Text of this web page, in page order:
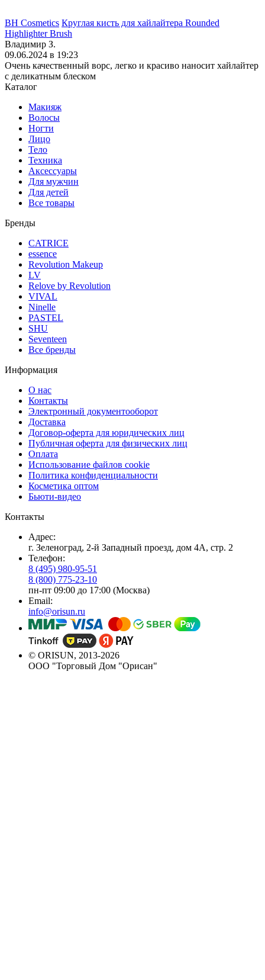
BH Cosmetics Круглая кисть для хайлайтера Rounded
Highlighter Brush
Владимир З.
09.06.2024 в 19:23
Очень качественный ворс, легко и красиво наносит хайлайтер
с деликатным блеском
Каталог
Макияж
Волосы
Ногти
Лицо
Тело
Техника
Аксессуары
Для мужчин
Для детей
Все товары
Бренды
CATRICE
essence
Revolution Makeup
LV
Relove by Revolution
VIVAL
Ninelle
PASTEL
SHU
Seventeen
Все бренды
Информация
О нас
Контакты
Электронный документооборот
Доставка
Договор-оферта для юридических лиц
Публичная оферта для физических лиц
Оплата
Использование файлов cookie
Политика конфиденциальности
Косметика оптом
Бьюти-видео
Контакты
Адрес:
г. Зеленоград, 2-й Западный проезд, дом 4А, стр. 2
Телефон:
8 (495) 980-95-51
8 (800) 775-23-10
пн-пт 09:00 до 17:00 (Москва)
Email:
info@orisun.ru
© ORISUN, 2013-2026
ООО "Торговый Дом "Орисан"